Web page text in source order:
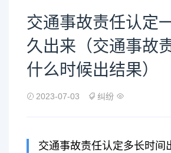
交通事故责任认定
久出来（交通事故
什么时候出结果）
2023-07-03 纠纷
交通事故责任认定多长时间